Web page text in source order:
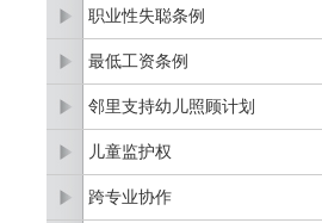
职业性失聪条例
最低工资条例
邻里支持幼儿照顾计划
儿童监护权
跨专业协作